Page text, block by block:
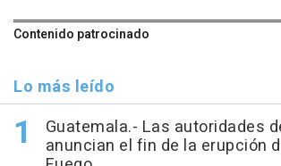
Contenido patrocinado
Lo más leído
Guatemala.- Las autoridades
anuncian el fin de la erupción